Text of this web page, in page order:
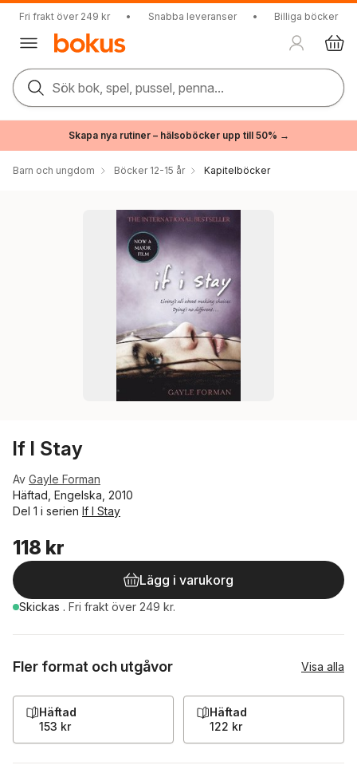
Fri frakt över 249 kr • Snabba leveranser • Billiga böcker
Sök bok, spel, pussel, penna...
Skapa nya rutiner – hälsoböcker upp till 50% →
Barn och ungdom Böcker 12-15 år Kapitelböcker
If I Stay
Av Gayle Forman
Häftad, Engelska, 2010
Del 1 i serien If I Stay
118 kr
Lägg i varukorg
Skickas . Fri frakt över 249 kr.
Fler format och utgåvor Visa alla
Häftad
153 kr
Häftad
122 kr